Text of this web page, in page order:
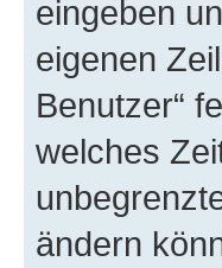
eingeben
eigenen
Benutzer“
welches
ändern